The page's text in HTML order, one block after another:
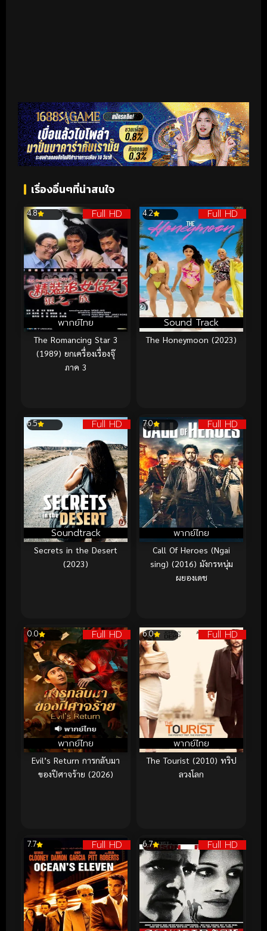
เรื่องอื่นๆที่น่าสนใจ
Full HD
พากย์ไทย
4.8
The Romancing Star 3
(1989) ยกเครื่องเรื่องจุ๊
ภาค 3
Full HD
Sound Track
4.2
The Honeymoon (2023)
Full HD
Soundtrack
6.5
Secrets in the Desert
(2023)
Full HD
พากย์ไทย
7.0
Call Of Heroes (Ngai
sing) (2016) มังกรหนุ่ม
ผยองเดช
Full HD
พากย์ไทย
0.0
Evil’s Return การกลับมา
ของปีศาจร้าย (2026)
Full HD
พากย์ไทย
6.0
The Tourist (2010) ทริป
ลวงโลก
Full HD
7.7 Full HD
6.7